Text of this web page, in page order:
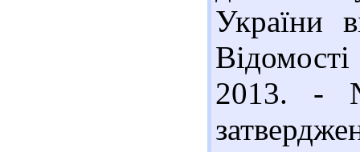
України
2013. -